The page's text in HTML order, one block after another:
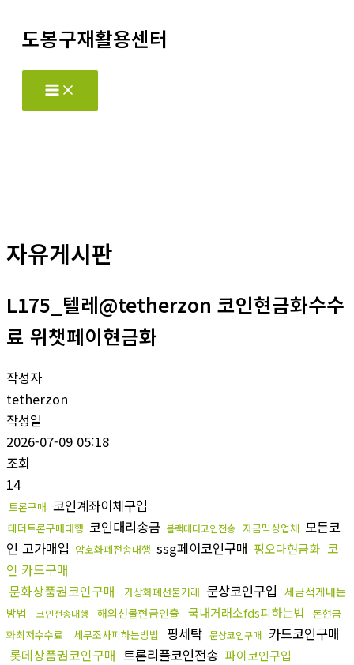
도봉구재활용센터
Main
Menu
자유게시판
L175_텔레@tetherzon 코인현금화수수
료 위챗페이현금화
작성자
tetherzon
작성일
2026-07-09 05:18
조회
14
트론구매 코인계좌이체구입
테더트론구매대행 코인대리송금 블랙테더코인전송 자금믹싱업체 모든코
인 고가매입 암호화폐전송대행 ssg페이코인구매 핑오다현금화 코
인 카드구매
문화상품권코인구매
가상화폐선물거래 문상코인구입 세금적게내는
방법
코인전송대행 해외선물현금인출 국내거래소fds피하는법
돈현금
화최저수수료
세무조사피하는방법 핑세탁 문상코인구매 카드코인구매
롯데상품권코인구매 트론리플코인전송 파이코인구입